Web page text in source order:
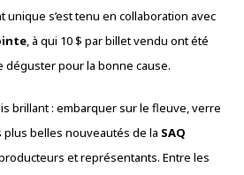
unique s’est tenu en collaboration avec
, à qui 10 $ par billet vendu ont été
déguster pour la bonne cause.
brillant : embarquer sur le fleuve, verre
plus belles nouveautés de la SAQ
et représentants. Entre les